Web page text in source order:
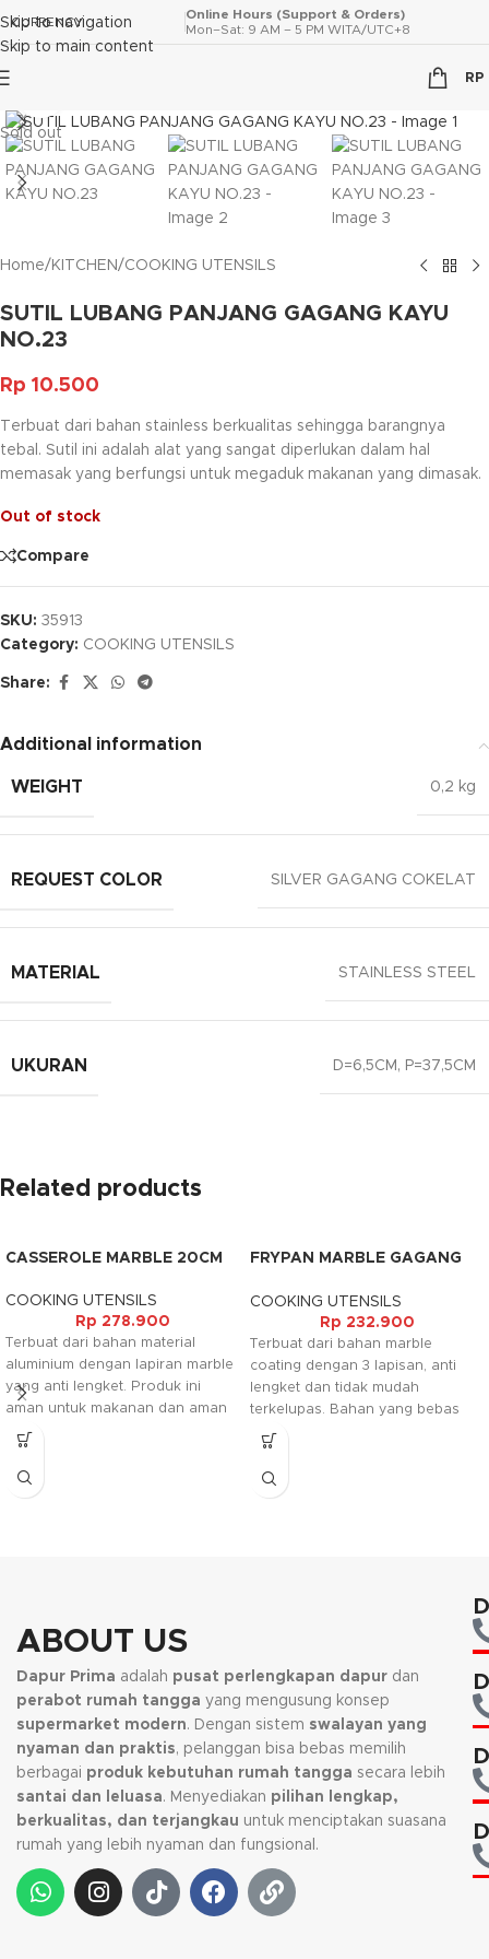
Skip to navigation
Skip to main content
CURRENCY
Online Hours (Support & Orders)
Mon–Sat: 9 AM – 5 PM WITA/UTC+8
RP
Sold out
Home/ KITCHEN/COOKING UTENSILS
SUTIL LUBANG PANJANG GAGANG KAYU
NO.23
Rp 10.500
Terbuat dari bahan stainless berkualitas sehingga barangnya
tebal. Sutil ini adalah alat yang sangat diperlukan dalam hal
memasak yang berfungsi untuk megaduk makanan yang dimasak.
Out of stock
Compare
SKU: 35913
Category: COOKING UTENSILS
Share:
Additional information
WEIGHT 0,2 kg
REQUEST COLOR SILVER GAGANG COKELAT
MATERIAL STAINLESS STEEL
UKURAN D=6,5CM, P=37,5CM
Related products
CASSEROLE MARBLE 20CM
COOKING UTENSILS
Rp 278.900
Terbuat dari bahan material
aluminium dengan lapiran marble
yang anti lengket. Produk ini
aman untuk makanan dan aman
bagi kesehatan karena tidak
mengandung bahan pfoa yang
menyebabkan kanker bila
FRYPAN MARBLE GAGANG
COOKING UTENSILS
Rp 232.900
Terbuat dari bahan marble
coating dengan 3 lapisan, anti
lengket dan tidak mudah
terkelupas. Bahan yang bebas
dari kandungan PFOA, PTFE,
Cadmium,Lead dan memiliki
standarisasi FOOD GRADE
bawah terdapat induction bottom
sehingga dapat digunakan di
semua jenis kompor termasuk
kompor induksi.
ABOUT US
Dapur Prima adalah pusat perlengkapan dapur dan
perabot rumah tangga yang mengusung konsep
supermarket modern. Dengan sistem swalayan yang
nyaman dan praktis, pelanggan bisa bebas memilih
berbagai produk kebutuhan rumah tangga secara lebih
santai dan leluasa. Menyediakan pilihan lengkap,
berkualitas, dan terjangkau untuk menciptakan suasana
rumah yang lebih nyaman dan fungsional.